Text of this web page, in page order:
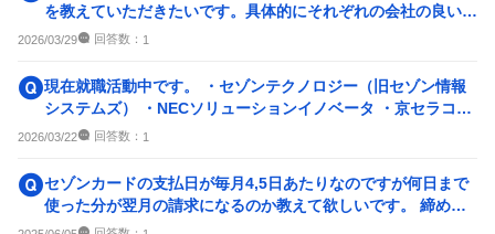
を教えていただきたいです。具体的にそれぞれの会社の良いと
ころ、悪いところをでき...
2026/03/29 回答数： 1
現在就職活動中です。 ・セゾンテクノロジー（旧セゾン情報
システムズ） ・NECソリューションイノベータ ・京セラコミ
ュニケーショ...
2026/03/22 回答数： 1
セゾンカードの支払日が毎月4,5日あたりなのですが何日まで
使った分が翌月の請求になるのか教えて欲しいです。 締め日
の確認方法でも大丈夫です。